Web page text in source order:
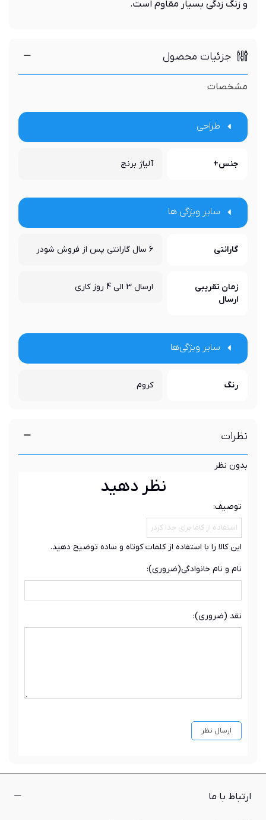
و زنگ زدگی بسیار مقاوم است.
جزئیات محصول
مشخصات
طراحی
جنس+ آلیاژ برنج
سایر ویژگی ها
گارانتی 6 سال گارانتی پس از فروش شودر
زمان تقریبی
ارسال
ارسال 3 الی 4 روز کاری
سایر ویژگی‌ها
رنگ کروم
نظرات
بدون نظر
نظر دهید
توصیف:
این کالا را با استفاده از کلمات کوتاه و ساده توضیح دهید.
نام و نام خانوادگی(ضروری):
نقد (ضروری):
ارتباط با ما